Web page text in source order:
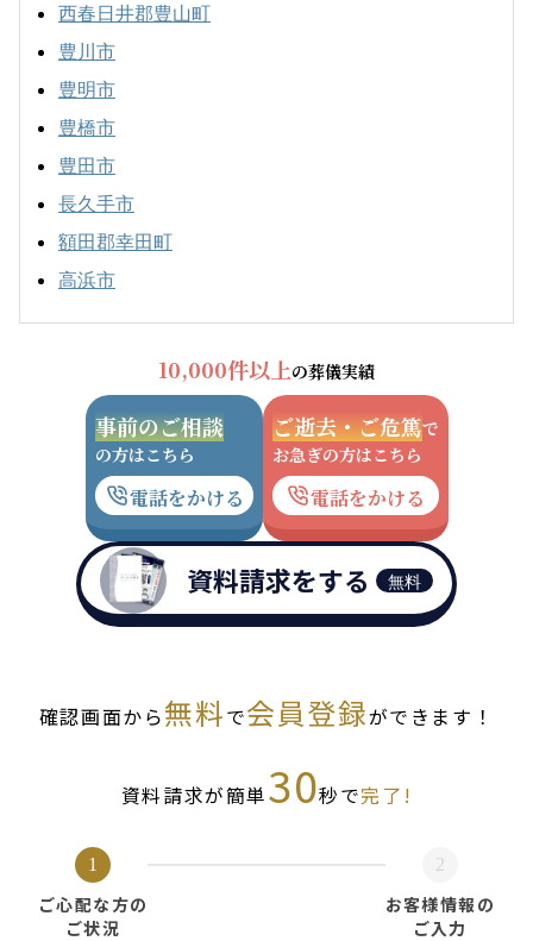
西春日井郡豊山町
豊川市
豊明市
豊橋市
豊田市
長久手市
額田郡幸田町
高浜市
10,000件以上の葬儀実績
事前のご相談
の方はこちら
電話をかける
ご逝去・ご危篤で
お急ぎの方はこちら
電話をかける
資料請求をする 無料
確認画面から無料で会員登録ができます！
資料請求が簡単30秒で完了!
1
ご心配な方の
ご状況
2
お客様情報の
ご入力